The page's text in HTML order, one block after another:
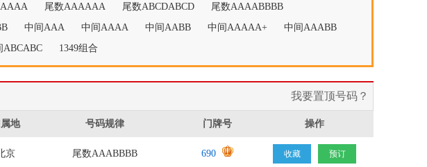
尾数AAAAAA 尾数ABCDABCD
尾数AAAABBBB
中间AAA 中间AAAA 中间AABB 中间AAAAA+
中间AAABB
ABCABC 1349组合
我要置顶号码？
地 号码规律 门牌号 操作
京 尾数AAABBBB 690 收藏 预订